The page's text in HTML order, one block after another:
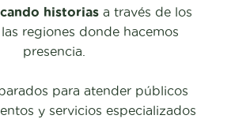
historias a través de los
regiones donde hacemos
presencia.
para atender públicos
y servicios especializados